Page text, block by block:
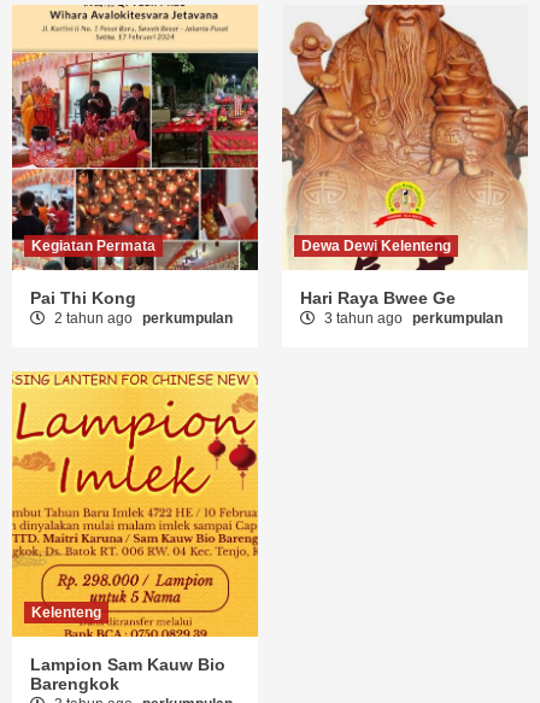
Kegiatan Permata
Pai Thi Kong
2 tahun ago perkumpulan
Dewa Dewi Kelenteng
Hari Raya Bwee Ge
3 tahun ago perkumpulan
Kelenteng
Lampion Sam Kauw Bio
Barengkok